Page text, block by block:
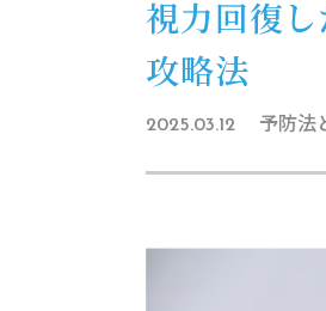
視力回復
攻略法
2025.03.12 予防法